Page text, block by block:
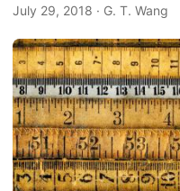
July 29, 2018 · G. T. Wang